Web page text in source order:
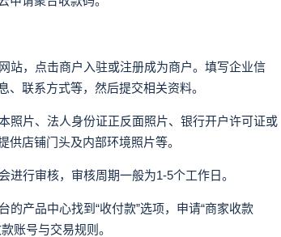
站，点击商户入驻或注册成为商户。填写企业信
联系方式等，然后提交相关资料。
照片、法人身份证正反面照片、银行开户许可证或
店铺门头及内部环境照片等。
行审核，审核周期一般为1-5个工作日。
产品中心找到“收付款”选项，申请“商家收款
账号与交易规则。